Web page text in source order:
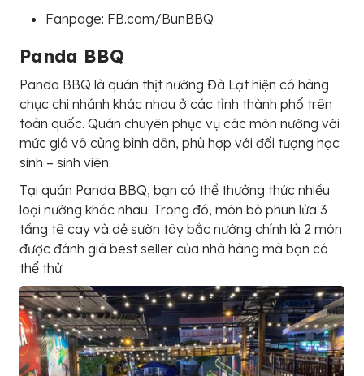
Fanpage: FB.com/BunBBQ
Panda BBQ
Panda BBQ là quán thịt nướng Đà Lạt hiện có hàng
chục chi nhánh khác nhau ở các tỉnh thành phố trên
toàn quốc. Quán chuyên phục vụ các món nướng với
mức giá vô cùng bình dân, phù hợp với đối tượng học
sinh – sinh viên.
Tại quán Panda BBQ, bạn có thể thưởng thức nhiều
loại nướng khác nhau. Trong đó, món bò phun lửa 3
tầng tê cay và dẻ sườn tây bắc nướng chính là 2 món
được đánh giá best seller của nhà hàng mà bạn có
thể thử.